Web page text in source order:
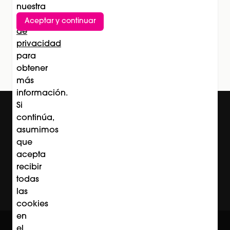
Suscríbete al newsletter
nuestra
Política
de
privacidad
para
obtener
más
información.
Si
continúa,
asumimos
que
acepta
recibir
todas
las
cookies
en
Aceptar y continuar